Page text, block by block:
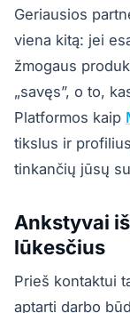
Geriausios
viena kitą: jei
žmogaus
„savęs”, o to,
Platformos kaip
tikslus ir
tinkančių jūsų
Ankstyvai
lūkesčius
Prieš kontaktui
aptarti darbo